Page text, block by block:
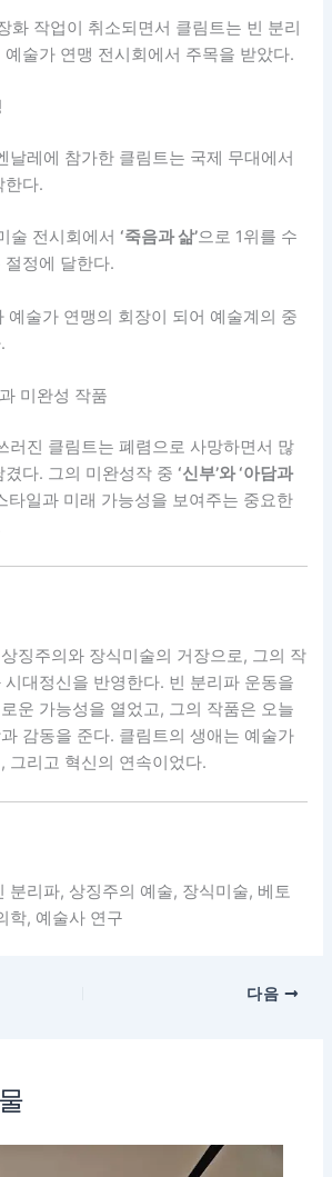
화 작업이 취소되면서 클림트는 빈 분리
술가 연맹 전시회에서 주목을 받았다.
날레에 참가한 클림트는 국제 무대에서
한다.
술 전시회에서 ‘죽음과 삶’으로 1위를 수
정에 달한다.
예술가 연맹의 회장이 되어 예술계의 중
미완성 작품
러진 클림트는 폐렴으로 사망하면서 많
다. 그의 미완성작 중 ‘신부’와 ‘아담과
타일과 미래 가능성을 보여주는 중요한
징주의와 장식미술의 거장으로, 그의 작
대정신을 반영한다. 빈 분리파 운동을
운 가능성을 열었고, 그의 작품은 오늘
감동을 준다. 클림트의 생애는 예술가
그리고 혁신의 연속이었다.
분리파, 상징주의 예술, 장식미술, 베토
학, 예술사 연구
다음